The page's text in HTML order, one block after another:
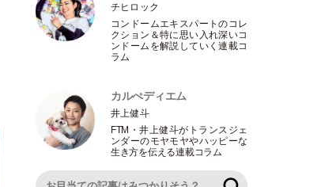
チヒロック
コンドームエキスパートのコレ
クション＆特に思い入れ深いコ
ンドームを解説していく連載コ
ラム
カルぺディエム
井上健斗
FTM ・井上健斗がトランスジェ
ンダーのモヤモヤやハッピーな
生き方を伝える連載コラム